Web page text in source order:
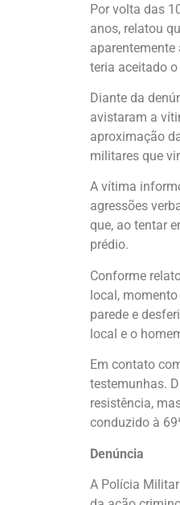
Por volta das
anos, relatou
teria aceitado
Diante da
avistaram a
aproximação
militares que
A vítima
agressões
que, ao tentar
prédio.
Conforme
local,
parede e
local e o
Em contato
testemunhas.
resistência,
conduzido à
Denúncia
A Polícia